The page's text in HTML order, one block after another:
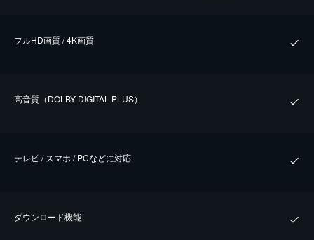
フルHD画質 / 4K画質
⾼⾳質（DOLBY DIGITAL PLUS）
テレビ / スマホ / PCなどに対応
ダウンロード機能